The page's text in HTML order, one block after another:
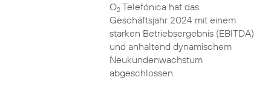
O2Telefónica hat das
Geschäftsjahr 2024 mit einem
starken Betriebsergebnis (EBITDA)
und anhaltend dynamischem
Neukundenwachstum
abgeschlossen.